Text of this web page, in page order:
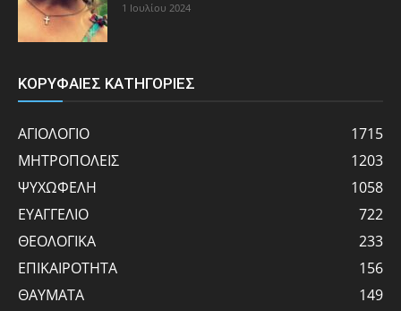
1 Ιουλίου 2024
ΚΟΡΥΦΑΙΕΣ ΚΑΤΗΓΟΡΙΕΣ
ΑΓΙΟΛΟΓΙΟ
1715
ΜΗΤΡΟΠΟΛΕΙΣ
1203
ΨΥΧΩΦΕΛΗ
1058
ΕΥΑΓΓΕΛΙΟ
722
ΘΕΟΛΟΓΙΚΑ
233
ΕΠΙΚΑΙΡΟΤΗΤΑ
156
ΘΑΥΜΑΤΑ
149